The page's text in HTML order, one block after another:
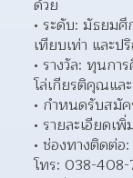
ด้วย
ระดับ: มัธยมศึ
เทียบเท่า และ
รางวัล: ทุนกา
โล่เกียรติคุณแล
กำหนดรับสมั
รายละเอียดเ
ช่องทางติดต่อ:
โทร: 038-